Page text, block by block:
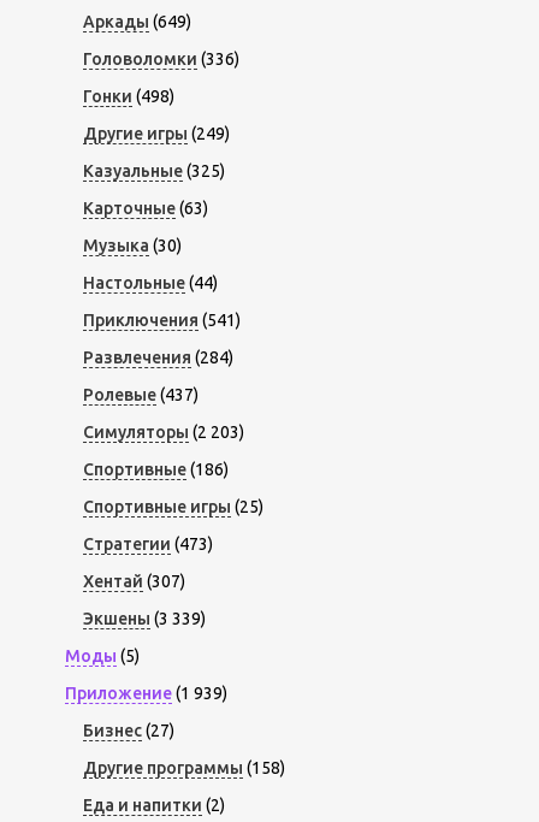
Аркады (649)
Головоломки (336)
Гонки (498)
Другие игры (249)
Казуальные(325)
Карточные(63)
Музыка (30)
Настольные(44)
Приключения (541)
Развлечения (284)
Ролевые(437)
Симуляторы (2 203)
Спортивные(186)
Спортивные игры (25)
Стратегии (473)
Хентай (307)
Экшены (3 339)
Моды (5)
Приложение(1 939)
Бизнес(27)
Другие программы (158)
Еда и напитки (2)